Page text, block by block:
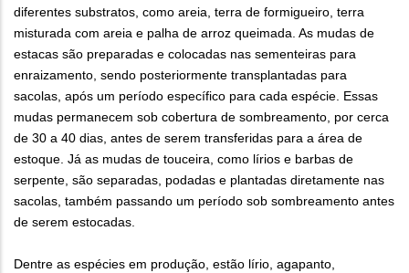
diferentes substratos, como areia, terra de formigueiro, terra
misturada com areia e palha de arroz queimada. As mudas de
estacas são preparadas e colocadas nas sementeiras para
enraizamento, sendo posteriormente transplantadas para
sacolas, após um período específico para cada espécie. Essas
mudas permanecem sob cobertura de sombreamento, por cerca
de 30 a 40 dias, antes de serem transferidas para a área de
estoque. Já as mudas de touceira, como lírios e barbas de
serpente, são separadas, podadas e plantadas diretamente nas
sacolas, também passando um período sob sombreamento antes
de serem estocadas.
Dentre as espécies em produção, estão lírio, agapanto,